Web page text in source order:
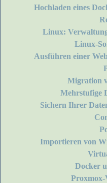
Hochladen eines
Linux:
Linux-
Ausführen einer
Migration
Mehrstufige
Sichern Ihrer
Importieren von
Docker